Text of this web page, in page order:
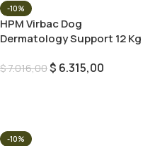
-10%
HPM Virbac Dog
Dermatology Support 12 Kg
$7.016,00$ 6.315,00
-10%